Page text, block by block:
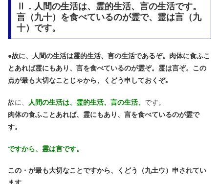
Ⅱ．人間の生活は、霊的生活、言の生活です。
言（九十）を食べているのが霊で、霊は言（九
十）です。
●故に、人間の生活は霊的生活、言の生活であるぞ。肉体に食ふこ
とあれば霊にもあり、言を食べているのが霊ぞ。霊は言ぞ。この
点が最も大切なことじゃから、くどう申しておくぞ｡
故に、 人間の生活は、霊的生活、言の生活、 です。
肉体の食ふことあれば、霊にもあり、言を食べているのが霊で
す。
ですから、霊は言です。
この・が最も大切なことですから、くどう（九土ウ）申されてい